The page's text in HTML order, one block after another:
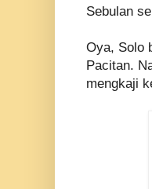
Sebulan
Oya, Solo
Pacitan.
mengkaji